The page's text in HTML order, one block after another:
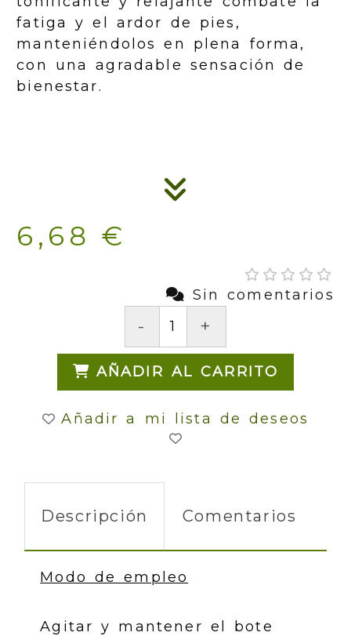
fatiga y el ardor de pies,
manteniéndolos en plena forma,
con una agradable sensación de
bienestar.
6,68 €
Sin comentarios
- +
AÑADIR AL CARRITO
Añadir a mi lista de deseos
Descripción Comentarios
Modo de empleo
Agitar y mantener el bote